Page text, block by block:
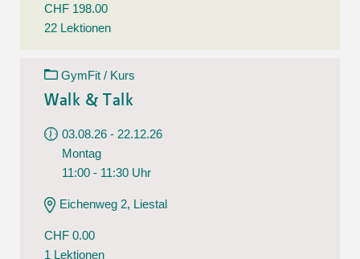
CHF 198.00
22 Lektionen
GymFit / Kurs
Walk & Talk
03.08.26 - 22.12.26
Montag
11:00 - 11:30 Uhr
Eichenweg 2, Liestal
CHF 0.00
1 Lektionen